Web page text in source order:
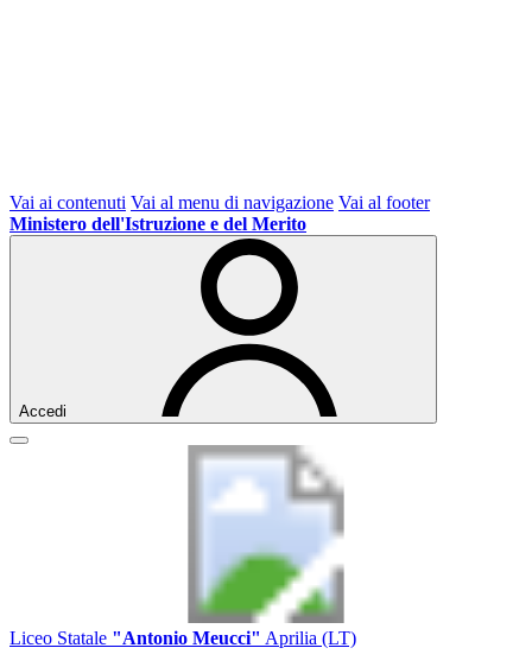
Vai ai contenuti Vai al menu di navigazione Vai al footer
Ministero dell'Istruzione e del Merito
Accedi
Liceo Statale "Antonio Meucci" Aprilia (LT)